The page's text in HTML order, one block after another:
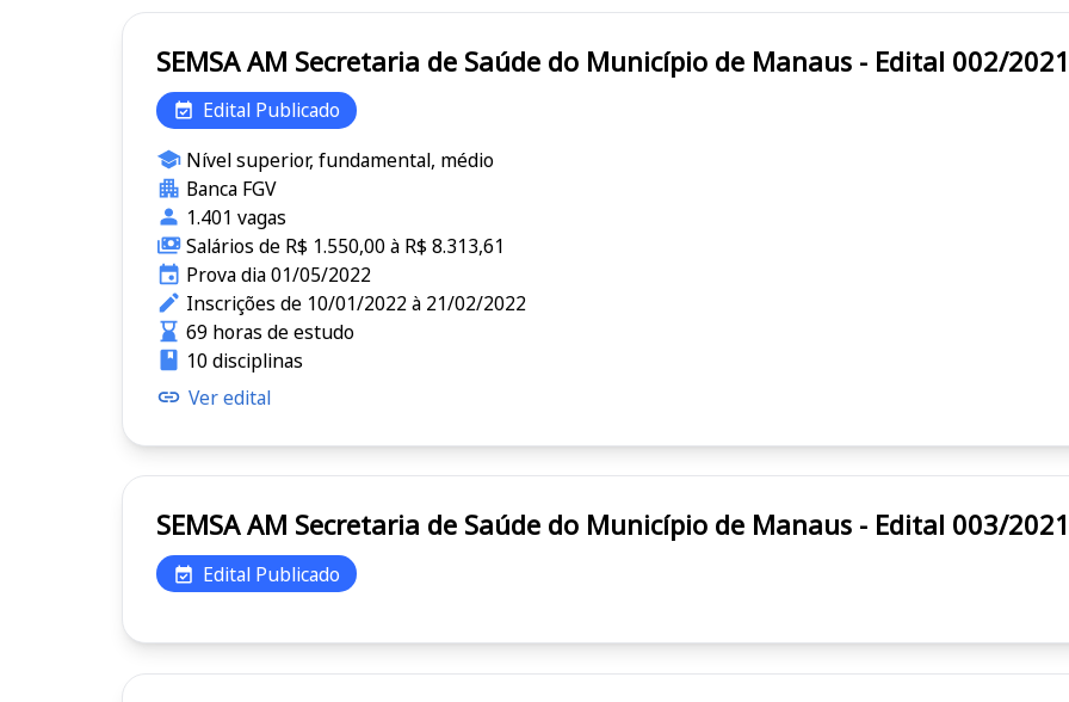
SEMSA AM Secretaria de Saúde do Município de Manaus - Edital 002/2021
Edital Publicado
Nível superior, fundamental, médio
Banca FGV
1.401 vagas
Salários de R$ 1.550,00 à R$ 8.313,61
Prova dia 01/05/2022
Inscrições de 10/01/2022 à 21/02/2022
69 horas de estudo
10 disciplinas
Ver edital
SEMSA AM Secretaria de Saúde do Município de Manaus - Edital 003/2021
Edital Publicado